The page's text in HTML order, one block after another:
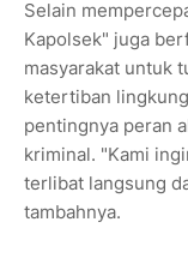
Selain
Kapolsek" juga
masyarakat untuk
ketertiban
pentingnya peran
kriminal. "Kami
terlibat langsung
tambahnya.